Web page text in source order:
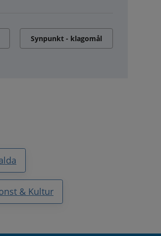
Synpunkt - klagomål
& Kultur